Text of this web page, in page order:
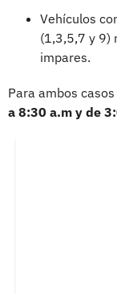
Vehículos
(1,3,5,7 y 9)
impares.
Para ambos
a 8:30 a.m y de